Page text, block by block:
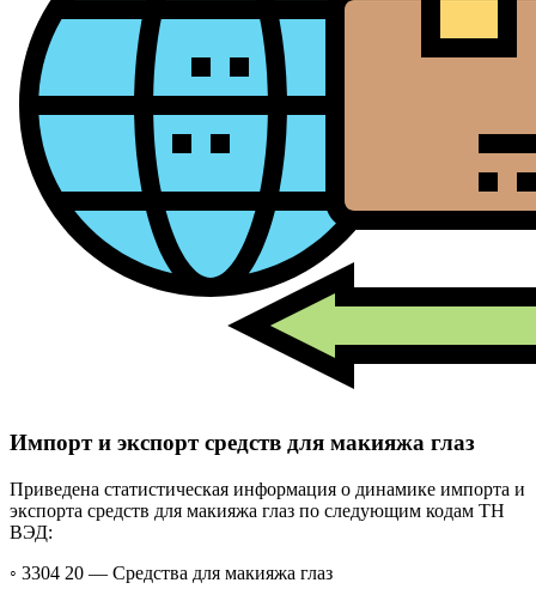
Импорт и экспорт средств для макияжа глаз
Приведена статистическая информация о динамике импорта и
экспорта средств для макияжа глаз по следующим кодам ТН
ВЭД:
◦ 3304 20 — Средства для макияжа глаз